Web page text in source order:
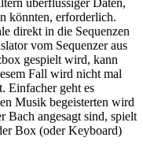
könnten, erforderlich.
direkt in die Sequenzen
vom Sequenzer aus
gespielt wird, kann
Fall wird nicht mal
Einfacher geht es
Musik begeisterten wird
Bach angesagt sind, spielt
Box (oder Keyboard)